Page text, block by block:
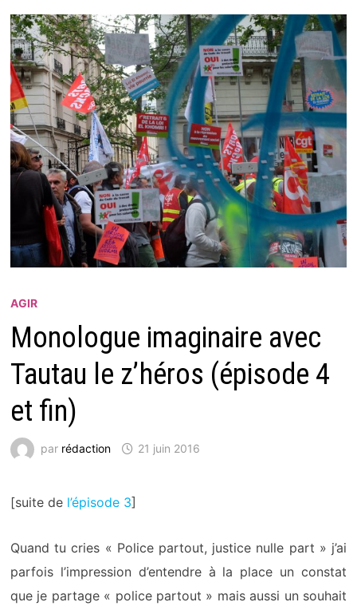
AGIR
Monologue imaginaire avec
Tautau le z’héros (épisode 4
et fin)
par rédaction 21 juin 2016
[suite de l’épisode 3]
Quand tu cries « Police partout, justice nulle part » j’ai
parfois l’impression d’entendre à la place un constat
que je partage « police partout » mais aussi un souhait